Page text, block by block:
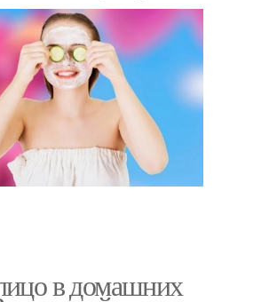
в домашних